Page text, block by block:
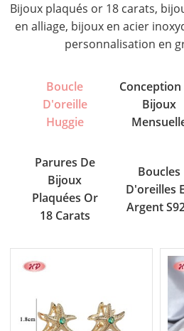
Bijoux plaqués or 18 carats,
en alliage, bijoux en acier
personnalisation en
Boucle
D'oreille
Huggie
Conception
Bijoux
Parures De
Bijoux
Plaquées Or
18 Carats
Boucles
D'oreilles
Argent